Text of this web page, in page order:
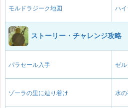
モルドラジーク地図 ハ
ストーリー・チャレンジ攻略
パラセール入手 ゼ
ゾーラの里に辿り着け 水